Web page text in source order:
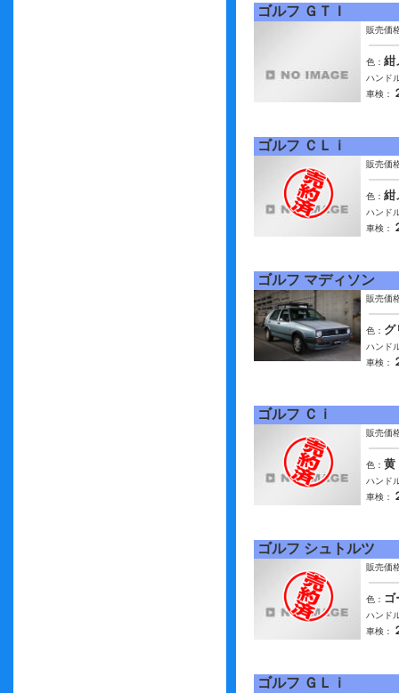
ゴルフ ＧＴＩ
販売価
色： 紺
ハンド
車検：
ゴルフ ＣＬｉ
販売価
色： 紺
ハンド
車検：
ゴルフ マディソン
販売価
色： グ
ハンド
車検：
ゴルフ Ｃｉ
販売価
色： 黄
ハンド
車検：
ゴルフ シュトルツ
販売価
色： ゴ
ハンド
車検：
ゴルフ ＧＬｉ